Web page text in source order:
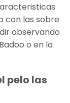
con las sobre
observando
o en la
pelo las